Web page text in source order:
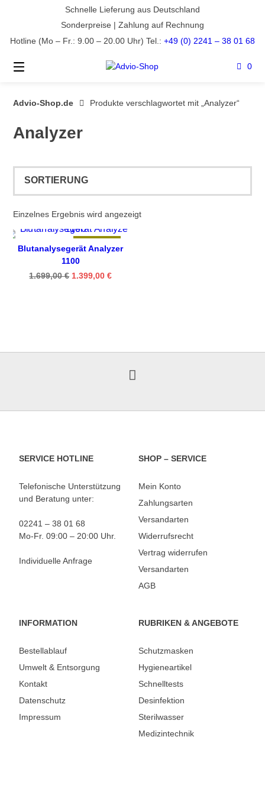
Schnelle Lieferung aus Deutschland
Sonderpreise | Zahlung auf Rechnung
Hotline (Mo – Fr.: 9.00 – 20.00 Uhr) Tel.: +49 (0) 2241 – 38 01 68
0
Advio-Shop.de Produkte verschlagwortet mit „Analyzer“
Analyzer
Einzelnes Ergebnis wird angezeigt
ANGEBOT
Blutanalysegerät Analyzer
1100
1.699,00€ Ursprünglicher
1.399,00€Aktueller
SERVICE HOTLINE
Telefonische Unterstützung
und Beratung unter:
02241 – 38 01 68
Mo-Fr. 09:00 – 20:00 Uhr.
Individuelle Anfrage
SHOP – SERVICE
Mein Konto
Zahlungsarten
Versandarten
Widerrufsrecht
Vertrag widerrufen
Versandarten
AGB
INFORMATION
Bestellablauf
Umwelt & Entsorgung
Kontakt
Datenschutz
Impressum
RUBRIKEN & ANGEBOTE
Schutzmasken
Hygieneartikel
Schnelltests
Desinfektion
Sterilwasser
Medizintechnik